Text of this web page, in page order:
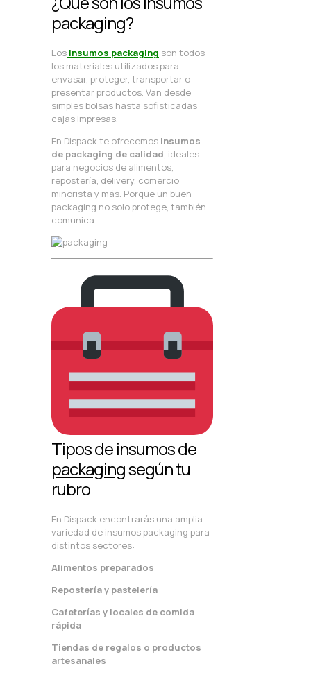
packaging?
Los insumos packaging son todos
los materiales utilizados para
envasar, proteger, transportar o
presentar productos. Van desde
simples bolsas hasta sofisticadas
cajas impresas.
En Dispack te ofrecemos insumos
de packaging de calidad, ideales
para negocios de alimentos,
repostería, delivery, comercio
minorista y más. Porque un buen
packaging no solo protege, también
comunica.
Tipos de insumos de
packagingsegún tu
rubro
En Dispack encontrarás una amplia
variedad de insumos packaging para
distintos sectores:
Alimentos preparados
Repostería y pastelería
Cafeterías y locales de comida
rápida
Tiendas de regalos o productos
artesanales